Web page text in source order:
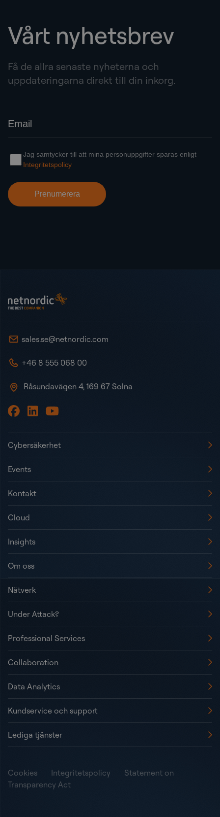
Vårt nyhetsbrev
Få de allra senaste nyheterna och
uppdateringarna direkt till din inkorg.
NetNordic Sweden
sales.se@netnordic.com
+46 8 555 068 00
Råsundavägen 4, 169 67 Solna
Cybersäkerhet
Events
Kontakt
Cloud
Insights
Om oss
Nätverk
Under Attack?
Professional Services
Collaboration
Data Analytics
Kundservice och support
Lediga tjänster
Cookies Integritetspolicy
Statement on
Transparency Act